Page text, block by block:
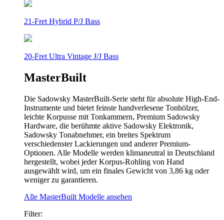
21-Fret Hybrid P/J Bass
20-Fret Ultra Vintage J/J Bass
MasterBuilt
Die Sadowsky MasterBuilt-Serie steht für absolute High-End-
Instrumente und bietet feinste handverlesene Tonhölzer,
leichte Korpusse mit Tonkammern, Premium Sadowsky
Hardware, die berühmte aktive Sadowsky Elektronik,
Sadowsky Tonabnehmer, ein breites Spektrum
verschiedenster Lackierungen und anderer Premium-
Optionen. Alle Modelle werden klimaneutral in Deutschland
hergestellt, wobei jeder Korpus-Rohling von Hand
ausgewählt wird, um ein finales Gewicht von 3,86 kg oder
weniger zu garantieren.
Alle MasterBuilt Modelle ansehen
Filter: